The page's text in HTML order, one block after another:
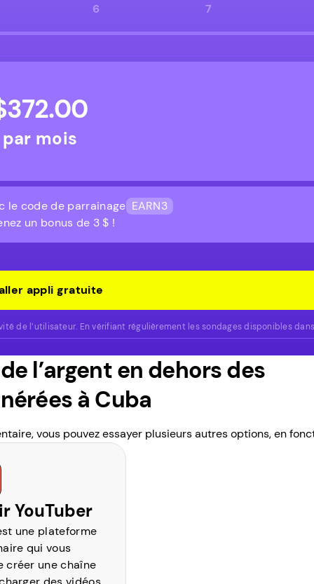
6 7
372.00
par mois
le code de parrainage EARN3
un bonus de 3 $ !
appli gratuite
de l’utilisateur. En vérifiant régulièrement les sondages disponibles
l’argent en dehors des
à Cuba
vous pouvez essayer plusieurs autres options, en
YouTuber
une plateforme
qui vous
créer une chaîne